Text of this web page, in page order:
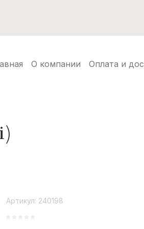
О компании Оплата и
Артикул: 240198